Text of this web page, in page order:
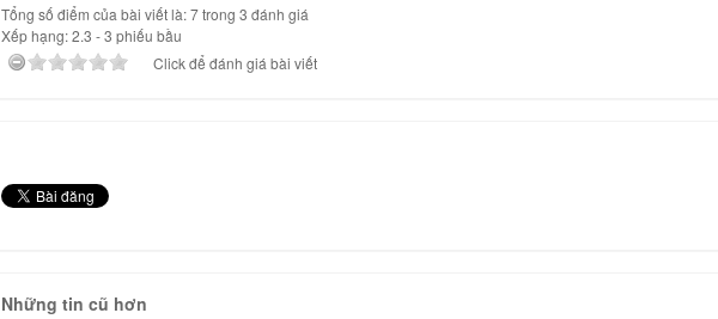
Tổng số điểm của bài viết là: 7 trong 3 đánh giá
Xếp hạng:2.3 -3 phiếu bầu
Click để đánh giá bài viết
Những tin cũ hơn